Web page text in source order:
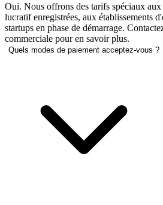
Oui. Nous offrons des tarifs spéciaux
lucratif enregistrées, aux établissements
startups en phase de démarrage.
commerciale pour en savoir plus.
Quels modes de paiement acceptez-vous ?